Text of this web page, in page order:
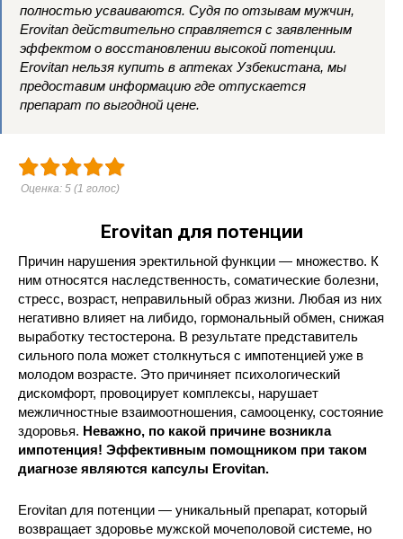
полностью усваиваются. Судя по отзывам мужчин,
Erovitan действительно справляется с заявленным
эффектом о восстановлении высокой потенции.
Erovitan нельзя купить в аптеках Узбекистана, мы
предоставим информацию где отпускается
препарат по выгодной цене.
Оценка: 5 (1 голос)
Erovitan для потенции
Причин нарушения эректильной функции — множество. К
ним относятся наследственность, соматические болезни,
стресс, возраст, неправильный образ жизни. Любая из них
негативно влияет на либидо, гормональный обмен, снижая
выработку тестостерона. В результате представитель
сильного пола может столкнуться с импотенцией уже в
молодом возрасте. Это причиняет психологический
дискомфорт, провоцирует комплексы, нарушает
межличностные взаимоотношения, самооценку, состояние
здоровья. Неважно, по какой причине возникла
импотенция! Эффективным помощником при таком
диагнозе являются капсулы Erovitan.
Erovitan для потенции — уникальный препарат, который
возвращает здоровье мужской мочеполовой системе, но